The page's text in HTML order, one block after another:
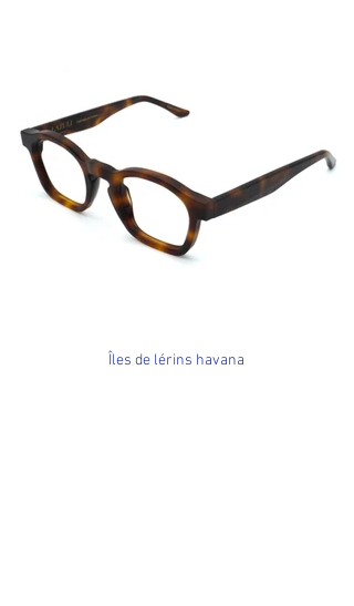
Îles de lérins havana